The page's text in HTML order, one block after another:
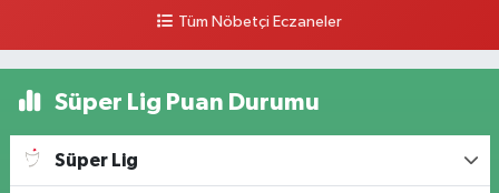
Tüm Nöbetçi Eczaneler
Süper Lig Puan Durumu
Süper Lig